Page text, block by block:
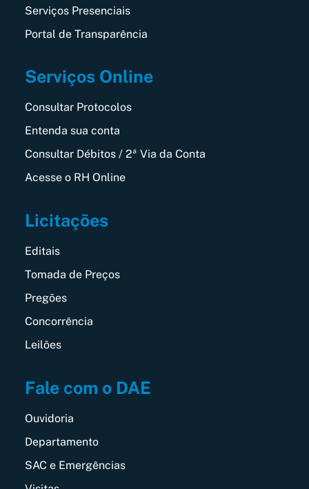
Serviços Presenciais
Portal de Transparência
Serviços Online
Consultar Protocolos
Entenda sua conta
Consultar Débitos / 2ª Via da Conta
Acesse o RH Online
Licitações
Editais
Tomada de Preços
Pregões
Concorrência
Leilões
Fale com o DAE
Ouvidoria
Departamento
SAC e Emergências